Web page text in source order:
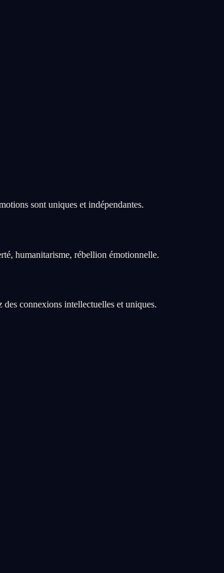
sont uniques et indépendantes.
humanitarisme, rébellion émotionnelle.
des connexions intellectuelles et uniques.